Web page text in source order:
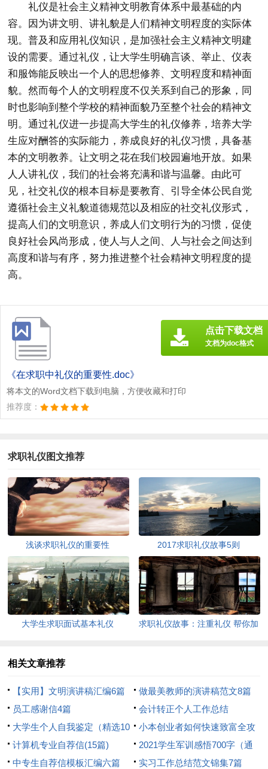
礼仪是社会主义精神文明教育体系中最基础的内
容。因为讲文明、讲礼貌是人们精神文明程度的实际体
现。普及和应用礼仪知识，是加强社会主义精神文明建
设的需要。通过礼仪，让大学生明确言谈、举止、仪表
和服饰能反映出一个人的思想修养、文明程度和精神面
貌。然而每个人的文明程度不仅关系到自己的形象，同
时也影响到整个学校的精神面貌乃至整个社会的精神文
明。通过礼仪进一步提高大学生的礼仪修养，培养大学
生应对酬答的实际能力，养成良好的礼仪习惯，具备基
本的文明教养。让文明之花在我们校园遍地开放。如果
人人讲礼仪，我们的社会将充满和谐与温馨。由此可
见，社交礼仪的根本目标是要教育、引导全体公民自觉
遵循社会主义礼貌道德规范以及相应的社交礼仪形式，
提高人们的文明意识，养成人们文明行为的习惯，促使
良好社会风尚形成，使人与人之间、人与社会之间达到
高度和谐与有序，努力推进整个社会精神文明程度的提
高。
《在求职中礼仪的重要性.doc》
将本文的Word文档下载到电脑，方便收藏和打印
推荐度：
点击下载文档
文档为doc格式
求职礼仪图文推荐
浅谈求职礼仪的重要性 2017求职礼仪故事5则
大学生求职面试基本礼仪
求职礼仪故事：注重礼仪 帮你加
相关文章推荐
【实用】文明演讲稿汇编6篇
做最美教师的演讲稿范文8篇
员工感谢信4篇
会计转正个人工作总结
大学生个人自我鉴定（精选10
篇）
小本创业者如何快速致富全攻
略
计算机专业自荐信(15篇)
2021学生军训感悟700字（通
用6篇）
中专生自荐信模板汇编六篇 实习工作总结范文锦集7篇